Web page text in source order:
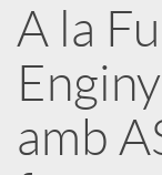
p
a
A la
amb